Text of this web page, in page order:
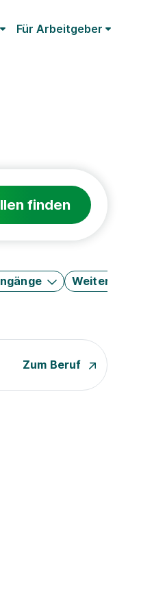
Für Arbeitgeber
finden
Weitere Filter
Zum Beruf